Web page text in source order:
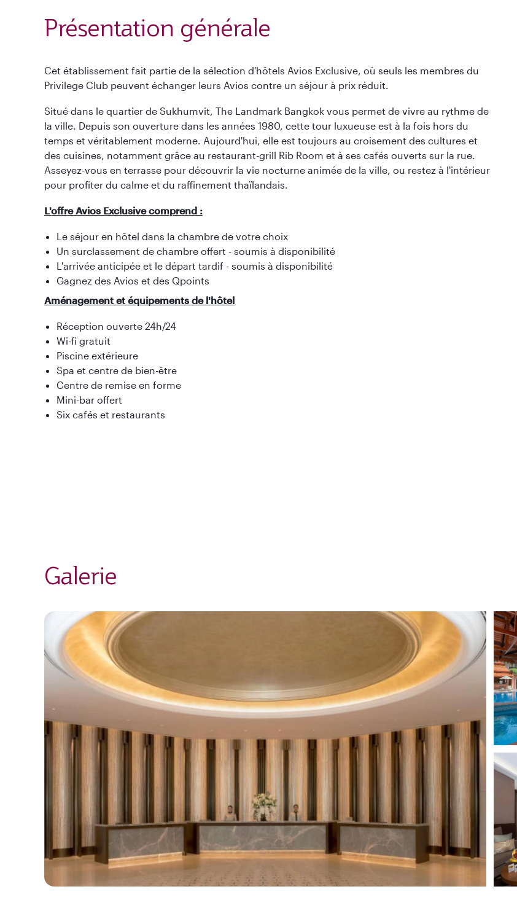
Présentation générale
Cet établissement fait partie de la sélection d'hôtels Avios Exclusive, où seuls les membres du
Privilege Club peuvent échanger leurs Avios contre un séjour à prix réduit.
Situé dans le quartier de Sukhumvit, The Landmark Bangkok vous permet de vivre au rythme de
la ville. Depuis son ouverture dans les années 1980, cette tour luxueuse est à la fois hors du
temps et véritablement moderne. Aujourd'hui, elle est toujours au croisement des cultures et
des cuisines, notamment grâce au restaurant-grill Rib Room et à ses cafés ouverts sur la rue.
Asseyez-vous en terrasse pour découvrir la vie nocturne animée de la ville, ou restez à l'intérieur
pour profiter du calme et du raffinement thaïlandais.
L'offre Avios Exclusive comprend :
Le séjour en hôtel dans la chambre de votre choix
Un surclassement de chambre offert - soumis à disponibilité
L'arrivée anticipée et le départ tardif - soumis à disponibilité
Gagnez des Avios et des Qpoints
Aménagement et équipements de l'hôtel
Réception ouverte 24h/24
Wi-fi gratuit
Piscine extérieure
Spa et centre de bien-être
Centre de remise en forme
Mini-bar offert
Six cafés et restaurants
Galerie